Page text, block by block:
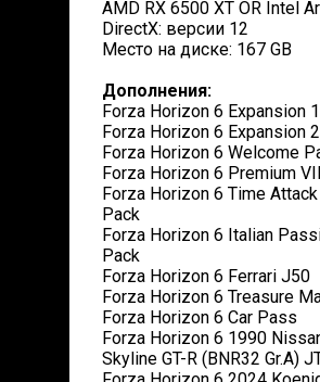
AMD RX 6500 XT OR Intel
DirectX: версии 12
Место на диске: 167 GB
Дополнения:
Forza Horizon 6 Expansion 1
Forza Horizon 6 Expansion 2
Forza Horizon 6 Welcome
Forza Horizon 6 Premium
Forza Horizon 6 Time Attack
Pack
Forza Horizon 6 Italian
Pack
Forza Horizon 6 Ferrari J50
Forza Horizon 6 Treasure
Forza Horizon 6 Car Pass
Forza Horizon 6 1990
Skyline GT-R (BNR32 Gr.A)